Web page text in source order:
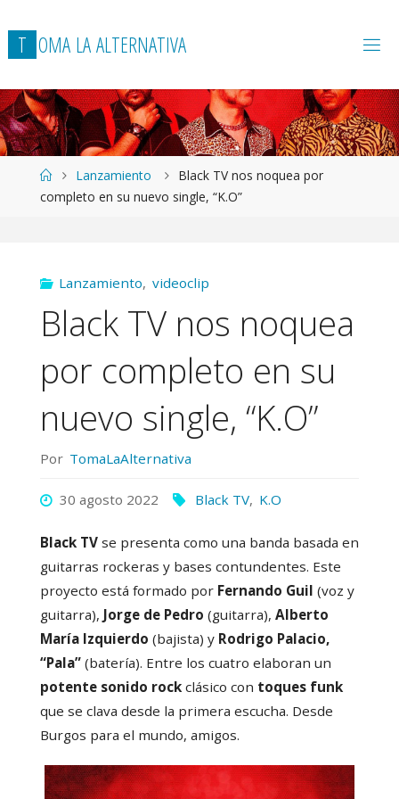
T OMA LAALTERNATIVA
Página
de
Lanzamiento
Black TV nos noquea por
completo en su nuevo single, “K.O”
Lanzamiento, videoclip
Black TV nos noquea
por completo en su
nuevo single, “K.O”
Por TomaLaAlternativa
30 agosto 2022 Black TV, K.O
Black TVse presenta como una banda basada en
guitarras rockeras y bases contundentes. Este
proyecto está formado por Fernando Guil (voz y
guitarra), Jorge de Pedro (guitarra), Alberto
María Izquierdo (bajista) y Rodrigo Palacio,
“Pala”(batería). Entre los cuatro elaboran un
potente sonido rockclásico con toques funk
que se clava desde la primera escucha. Desde
Burgos para el mundo, amigos.